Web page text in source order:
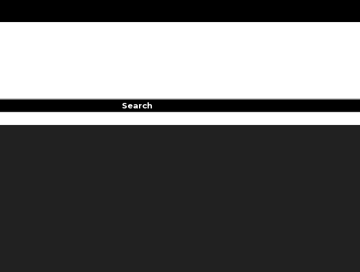
Search